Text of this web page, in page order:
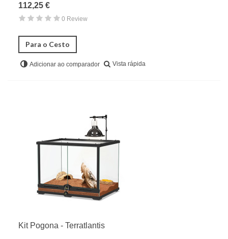
112,25 €
0 Review
Para o Cesto
Adicionar ao comparador Vista rápida
Kit Pogona - Terratlantis